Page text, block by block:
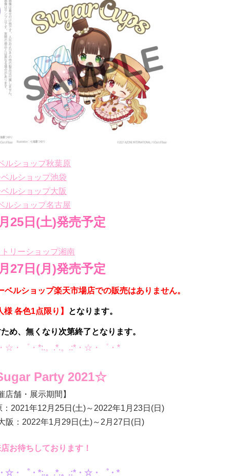
ルショップ秋葉原
ベルショップ池袋
ベルショップ大阪
ルショップ名古屋
25日(土)発売予定
リーショップ湘南
27日(月)発売予定
ルショップ楽天市場店での販売はありません。
様 各色1点限り】 となります。
め、無くなり次第終了となります。
☆・゜・*:.。.*.。.:*・☆・゜・*
Party 2021☆
店舗・展示期間】
2021年12月25日(土)～2022年1月23日(日)
阪：2022年1月29日(土)～2月27日(日)
お待ちしております！
☆・゜・*:.。.*.。.:*・☆・゜・*